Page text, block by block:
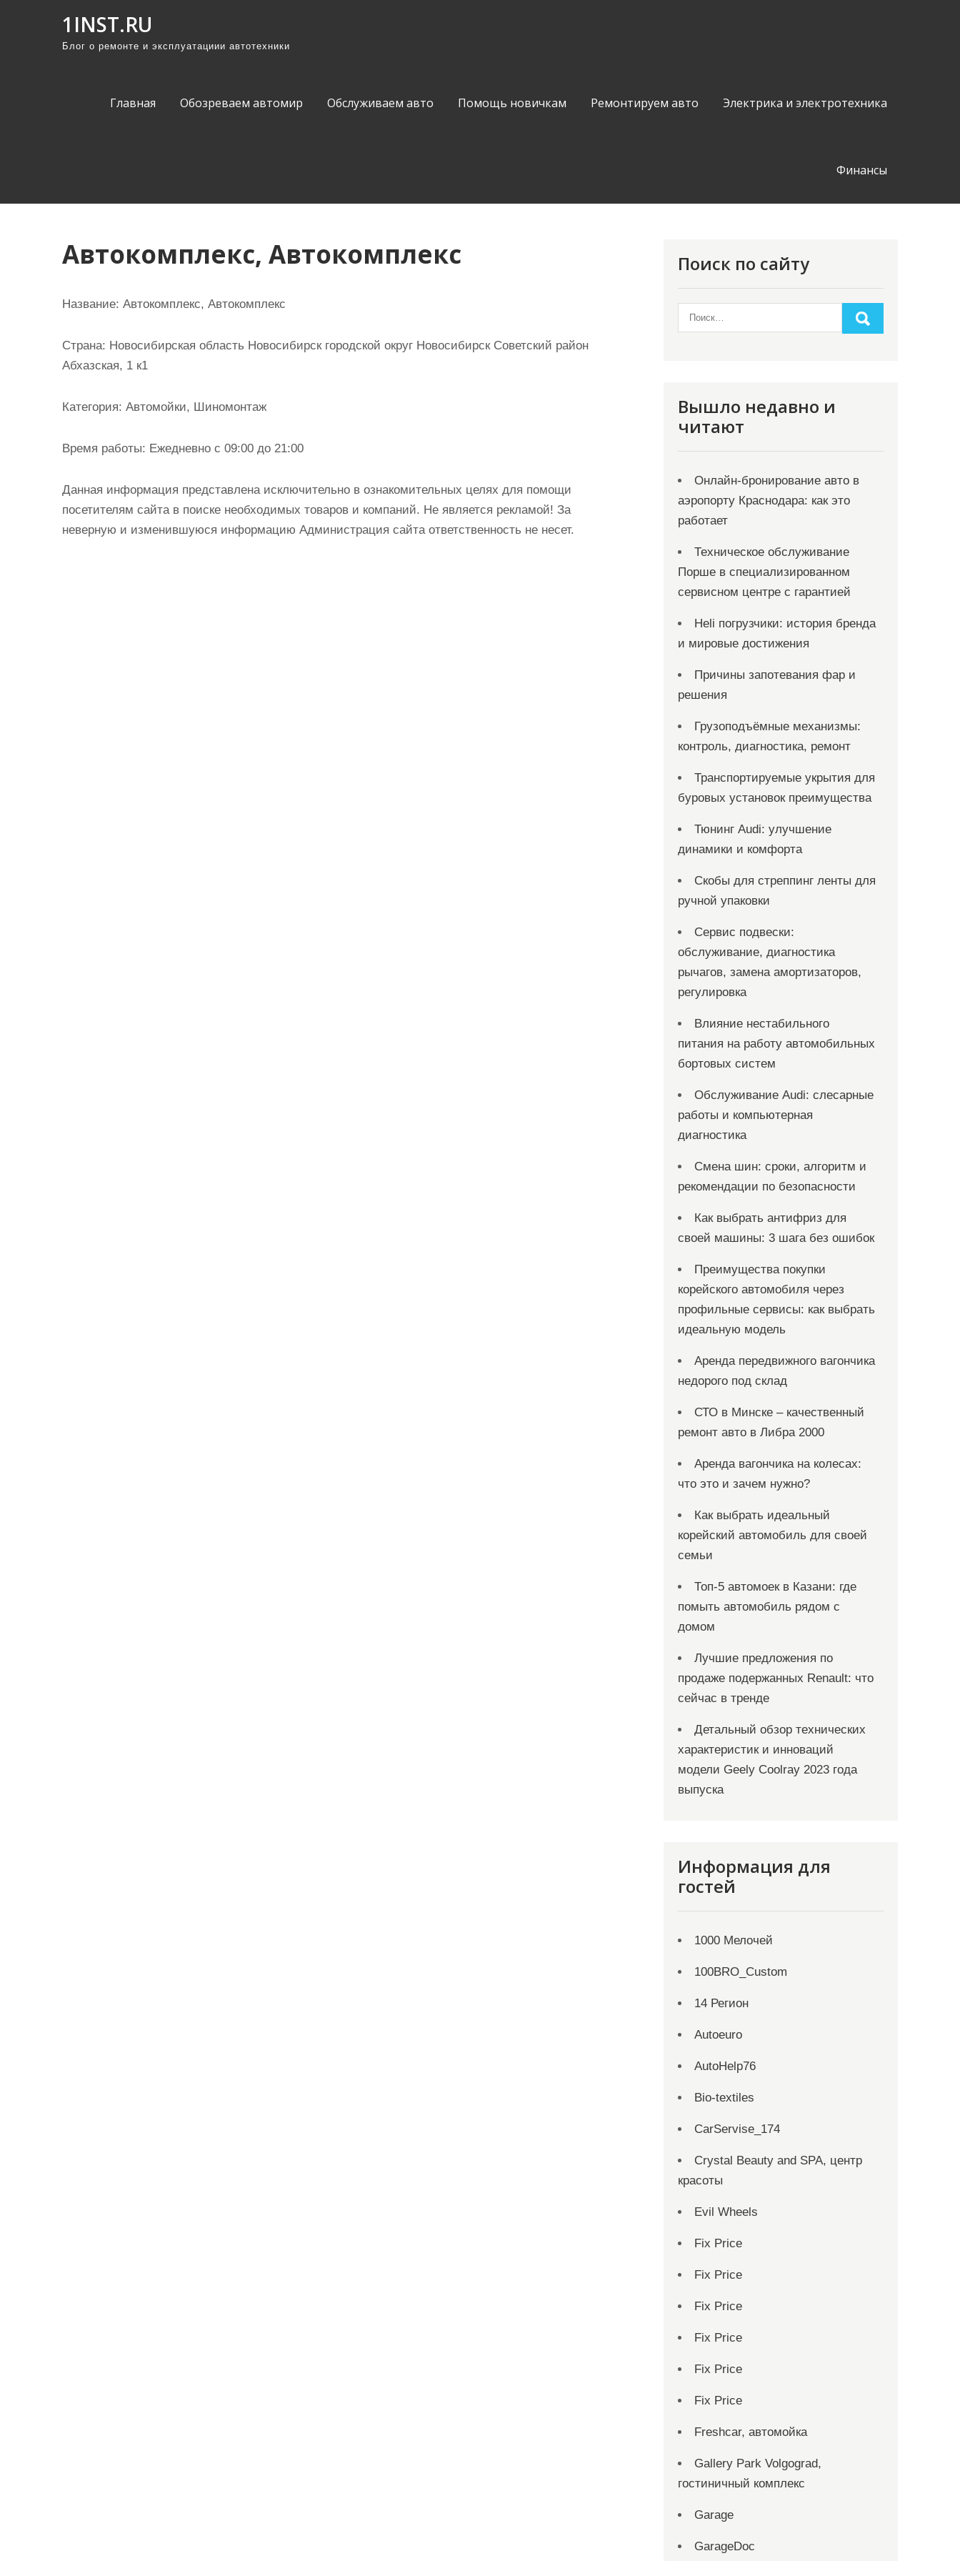
1INST.RU
Блог о ремонте и эксплуатациии автотехники
Главная Обозреваем автомир Обслуживаем авто Помощь новичкам Ремонтируем авто Электрика и электротехника
Финансы
Автокомплекс, Автокомплекс
Название: Автокомплекс, Автокомплекс
Страна: Новосибирская область Новосибирск городской округ Новосибирск Советский район
Абхазская, 1 к1
Категория: Автомойки, Шиномонтаж
Время работы: Ежедневно с 09:00 до 21:00
Данная информация представлена исключительно в ознакомительных целях для помощи
посетителям сайта в поиске необходимых товаров и компаний. Не является рекламой! За
неверную и изменившуюся информацию Администрация сайта ответственность не несет.
Поиск по сайту
Вышло недавно и
читают
Онлайн‑бронирование авто в
аэропорту Краснодара: как это
работает
Техническое обслуживание
Порше в специализированном
сервисном центре с гарантией
Heli погрузчики: история бренда
и мировые достижения
Причины запотевания фар и
решения
Грузоподъёмные механизмы:
контроль, диагностика, ремонт
Транспортируемые укрытия для
буровых установок преимущества
Тюнинг Audi: улучшение
динамики и комфорта
Скобы для стреппинг ленты для
ручной упаковки
Сервис подвески:
обслуживание, диагностика
рычагов, замена амортизаторов,
регулировка
Влияние нестабильного
питания на работу автомобильных
бортовых систем
Обслуживание Audi: слесарные
работы и компьютерная
диагностика
Смена шин: сроки, алгоритм и
рекомендации по безопасности
Как выбрать антифриз для
своей машины: 3 шага без ошибок
Преимущества покупки
корейского автомобиля через
профильные сервисы: как выбрать
идеальную модель
Аренда передвижного вагончика
недорого под склад
СТО в Минске – качественный
ремонт авто в Либра 2000
Аренда вагончика на колесах:
что это и зачем нужно?
Как выбрать идеальный
корейский автомобиль для своей
семьи
Топ-5 автомоек в Казани: где
помыть автомобиль рядом с
домом
Лучшие предложения по
продаже подержанных Renault: что
сейчас в тренде
Детальный обзор технических
характеристик и инноваций
модели Geely Coolray 2023 года
выпуска
Информация для
гостей
1000 Мелочей
100BRO_Custom
14 Регион
Autoeuro
AutoHelp76
Bio-textiles
CarServise_174
Crystal Beauty and SPA, центр
красоты
Evil Wheels
Fix Price
Fix Price
Fix Price
Fix Price
Fix Price
Fix Price
Freshcar, автомойка
Gallery Park Volgograd,
гостиничный комплекс
Garage
GarageDoc